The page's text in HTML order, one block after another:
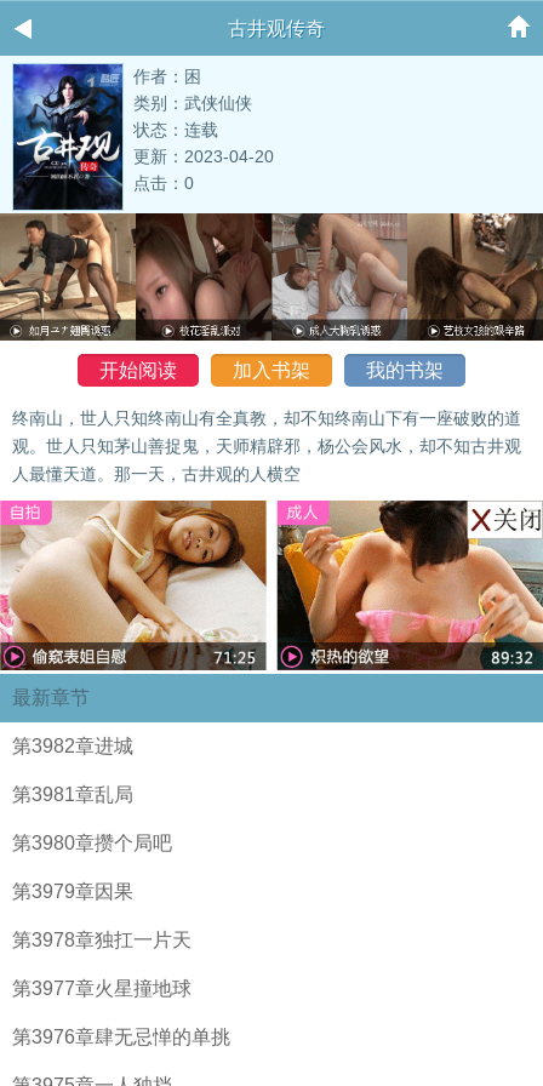
古井观传奇
作者：困
类别：武侠仙侠
状态：连载
更新：2023-04-20
点击：0
开始阅读 加入书架 我的书架
终南山，世人只知终南山有全真教，却不知终南山下有一座破败的道
观。世人只知茅山善捉鬼，天师精辟邪，杨公会风水，却不知古井观
人最懂天道。那一天，古井观的人横空
最新章节
第3982章进城
第3981章乱局
第3980章攒个局吧
第3979章因果
第3978章独扛一片天
第3977章火星撞地球
第3976章肆无忌惮的单挑